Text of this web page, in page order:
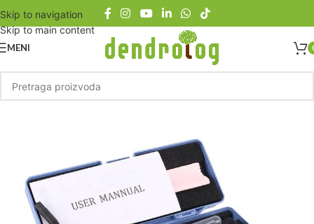
Skip to navigation
Skip to main content
MENI